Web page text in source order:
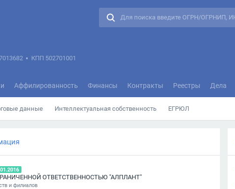
• КПП 502701001
Аффилированность Финансы Контракты Реестры Дела
данные Интеллектуальная собственность ЕГРЮЛ
ОТВЕТСТВЕННОСТЬЮ "АЛПЛАНТ"
и филиалов